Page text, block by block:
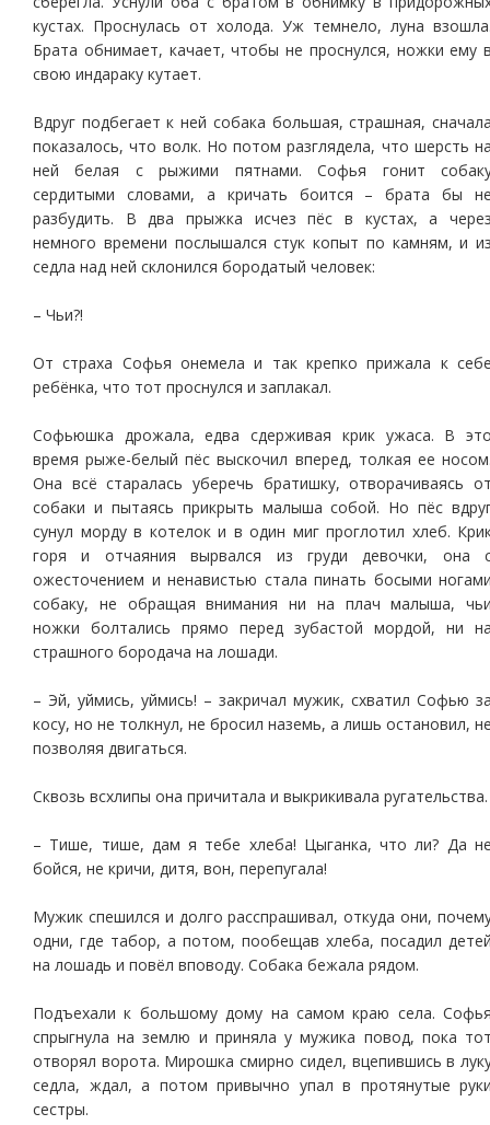
кустах. Проснулась от холода. Уж темнело, луна
Брата обнимает, качает, чтобы не проснулся, ножки ему
свою индараку кутает.
Вдруг подбегает к ней собака большая, страшная,
показалось, что волк. Но потом разглядела, что шерсть
ней белая с рыжими пятнами. Софья гонит
сердитыми словами, а кричать боится – брата бы
разбудить. В два прыжка исчез пёс в кустах, а
немного времени послышался стук копыт по камням, и
седла над ней склонился бородатый человек:
– Чьи?!
От страха Софья онемела и так крепко прижала к
ребёнка, что тот проснулся и заплакал.
Софьюшка дрожала, едва сдерживая крик ужаса. В
время рыже-белый пёс выскочил вперед, толкая ее
Она всё старалась уберечь братишку, отворачиваясь
собаки и пытаясь прикрыть малыша собой. Но пёс
сунул морду в котелок и в один миг проглотил хлеб.
горя и отчаяния вырвался из груди девочки, она
ожесточением и ненавистью стала пинать босыми
собаку, не обращая внимания ни на плач малыша,
ножки болтались прямо перед зубастой мордой, ни
страшного бородача на лошади.
– Эй, уймись, уймись! – закричал мужик, схватил Софью
косу, но не толкнул, не бросил наземь, а лишь остановил,
позволяя двигаться.
Сквозь всхлипы она причитала и выкрикивала ругательства.
– Тише, тише, дам я тебе хлеба! Цыганка, что ли? Да
бойся, не кричи, дитя, вон, перепугала!
Мужик спешился и долго расспрашивал, откуда они,
одни, где табор, а потом, пообещав хлеба, посадил
на лошадь и повёл вповоду. Собака бежала рядом.
Подъехали к большому дому на самом краю села.
спрыгнула на землю и приняла у мужика повод, пока
отворял ворота. Мирошка смирно сидел, вцепившись в
седла, ждал, а потом привычно упал в протянутые
сестры.